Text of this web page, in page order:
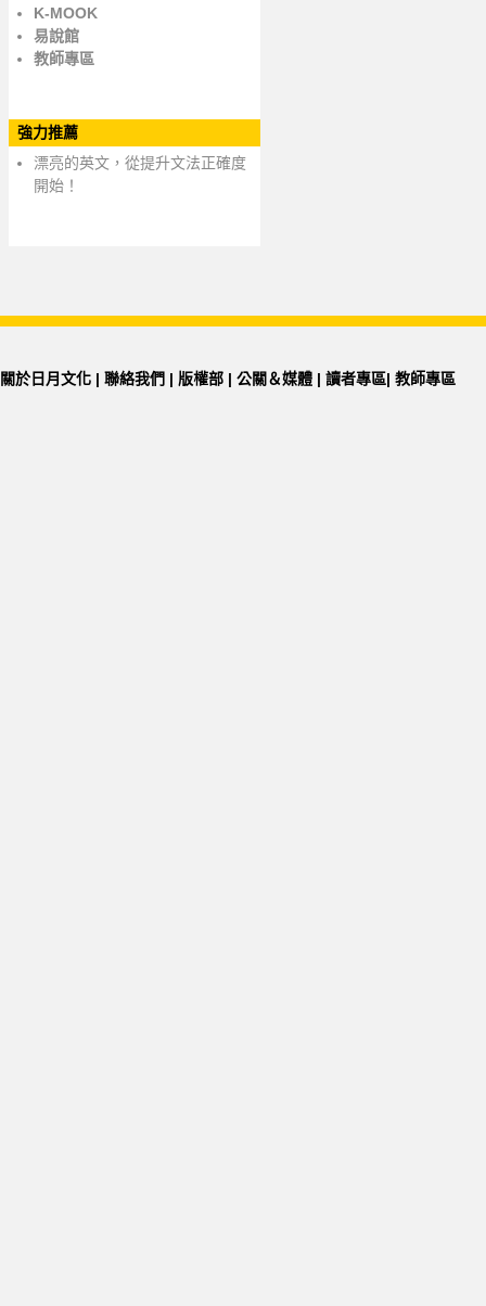
K-MOOK
易說館
教師專區
強力推薦
漂亮的英文，從提升文法正確度
開始！
關於日月文化 | 聯絡我們 | 版權部 | 公關＆媒體 | 讀者專區| 教師專區